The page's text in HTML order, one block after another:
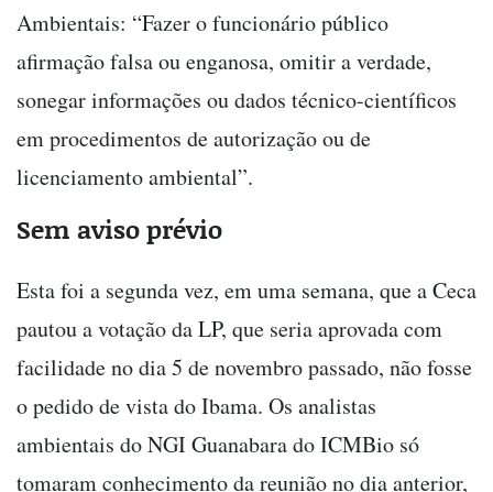
Ambientais: “Fazer o funcionário público
afirmação falsa ou enganosa, omitir a verdade,
sonegar informações ou dados técnico-científicos
em procedimentos de autorização ou de
licenciamento ambiental”.
Sem aviso prévio
Esta foi a segunda vez, em uma semana, que a Ceca
pautou a votação da LP, que seria aprovada com
facilidade no dia 5 de novembro passado, não fosse
o pedido de vista do Ibama. Os analistas
ambientais do NGI Guanabara do ICMBio só
tomaram conhecimento da reunião no dia anterior,